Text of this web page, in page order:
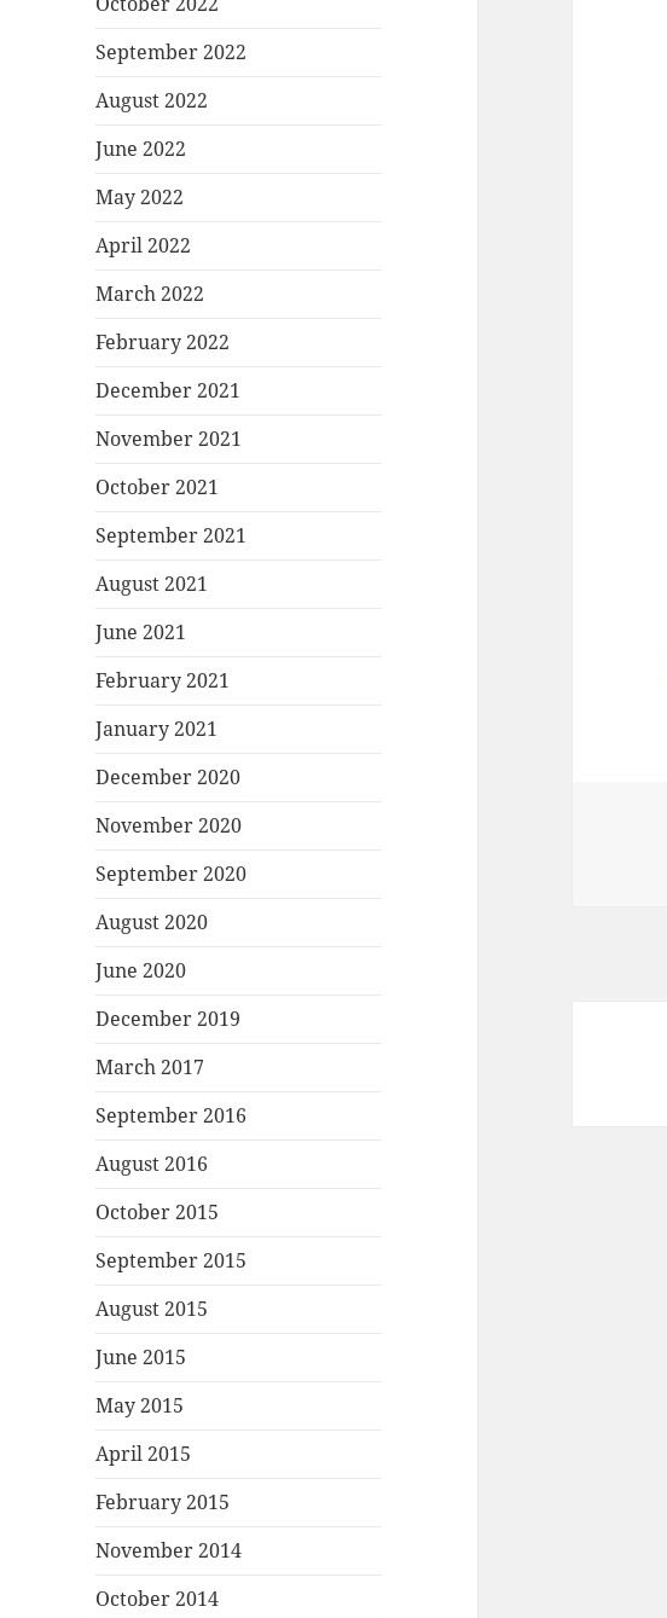
September 2022
August 2022
June 2022
May 2022
April 2022
March 2022
February 2022
December 2021
November 2021
October 2021
September 2021
August 2021
June 2021
February 2021
January 2021
December 2020
November 2020
September 2020
August 2020
June 2020
December 2019
March 2017
September 2016
August 2016
October 2015
September 2015
August 2015
June 2015
May 2015
April 2015
February 2015
November 2014
October 2014